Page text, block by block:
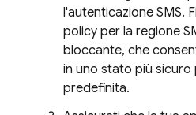
l'autenticazione SMS.
policy per la regione
bloccante, che
in uno stato più
predefinita.